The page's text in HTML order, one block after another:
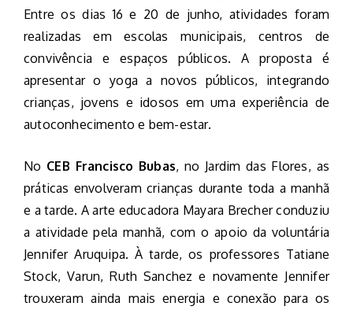
Entre os dias 16 e 20 de junho, atividades foram
realizadas em escolas municipais, centros de
convivência e espaços públicos. A proposta é
apresentar o yoga a novos públicos, integrando
crianças, jovens e idosos em uma experiência de
autoconhecimento e bem-estar.
No CEB Francisco Bubas, no Jardim das Flores, as
práticas envolveram crianças durante toda a manhã
e a tarde. A arte educadora Mayara Brecher conduziu
a atividade pela manhã, com o apoio da voluntária
Jennifer Aruquipa. À tarde, os professores Tatiane
Stock, Varun, Ruth Sanchez e novamente Jennifer
trouxeram ainda mais energia e conexão para os